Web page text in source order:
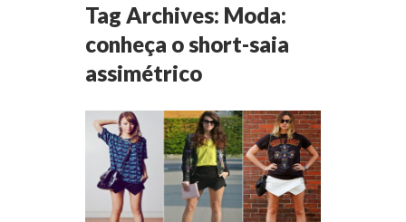
Tag Archives: Moda:
conheça o short-saia
assimétrico